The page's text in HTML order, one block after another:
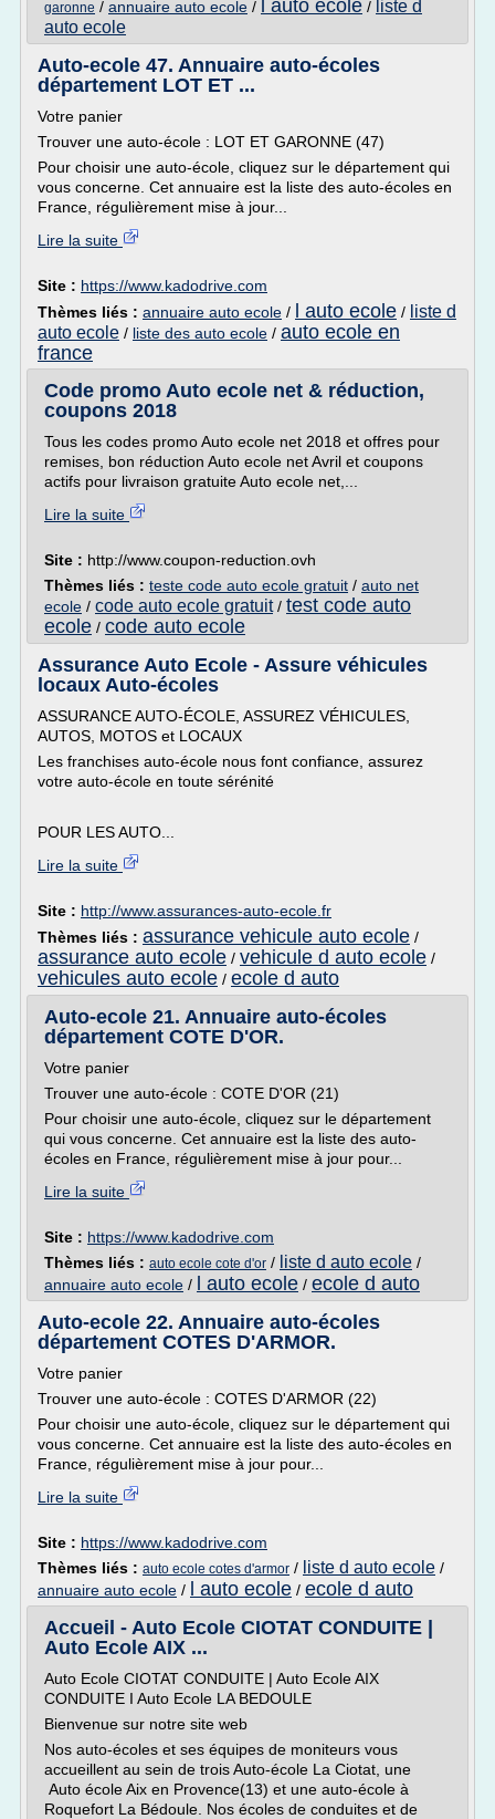
garonne / annuaire auto ecole / l auto ecole / liste d
auto ecole
Auto-ecole 47. Annuaire auto-écoles
département LOT ET ...
Votre panier
Trouver une auto-école : LOT ET GARONNE (47)
Pour choisir une auto-école, cliquez sur le département qui
vous concerne. Cet annuaire est la liste des auto-écoles en
France, régulièrement mise à jour...
Lire la suite
Site : https://www.kadodrive.com
Thèmes liés : annuaire auto ecole / l auto ecole / liste d
auto ecole / liste des auto ecole / auto ecole en
france
Code promo Auto ecole net & réduction,
coupons 2018
Tous les codes promo Auto ecole net 2018 et offres pour
remises, bon réduction Auto ecole net Avril et coupons
actifs pour livraison gratuite Auto ecole net,...
Lire la suite
Site : http://www.coupon-reduction.ovh
Thèmes liés : teste code auto ecole gratuit / auto net
ecole / code auto ecole gratuit/ test code auto
ecole / code auto ecole
Assurance Auto Ecole - Assure véhicules
locaux Auto-écoles
ASSURANCE AUTO-ÉCOLE, ASSUREZ VÉHICULES,
AUTOS, MOTOS et LOCAUX
Les franchises auto-école nous font confiance, assurez
votre auto-école en toute sérénité
POUR LES AUTO...
Lire la suite
Site : http://www.assurances-auto-ecole.fr
Thèmes liés : assurance vehicule auto ecole /
assurance auto ecole / vehicule d auto ecole /
vehicules auto ecole / ecole d auto
Auto-ecole 21. Annuaire auto-écoles
département COTE D'OR.
Votre panier
Trouver une auto-école : COTE D'OR (21)
Pour choisir une auto-école, cliquez sur le département
qui vous concerne. Cet annuaire est la liste des auto-
écoles en France, régulièrement mise à jour pour...
Lire la suite
Site : https://www.kadodrive.com
Thèmes liés : auto ecole cote d'or / liste d auto ecole /
annuaire auto ecole / l auto ecole / ecole d auto
Auto-ecole 22. Annuaire auto-écoles
département COTES D'ARMOR.
Votre panier
Trouver une auto-école : COTES D'ARMOR (22)
Pour choisir une auto-école, cliquez sur le département qui
vous concerne. Cet annuaire est la liste des auto-écoles en
France, régulièrement mise à jour pour...
Lire la suite
Site : https://www.kadodrive.com
Thèmes liés : auto ecole cotes d'armor / liste d auto ecole /
annuaire auto ecole / l auto ecole / ecole d auto
Accueil - Auto Ecole CIOTAT CONDUITE |
Auto Ecole AIX ...
Auto Ecole CIOTAT CONDUITE | Auto Ecole AIX
CONDUITE I Auto Ecole LA BEDOULE
Bienvenue sur notre site web
Nos auto-écoles et ses équipes de moniteurs vous
accueillent au sein de trois Auto-école La Ciotat, une
Auto école Aix en Provence(13) et une auto-école à
Roquefort La Bédoule. Nos écoles de conduites et de